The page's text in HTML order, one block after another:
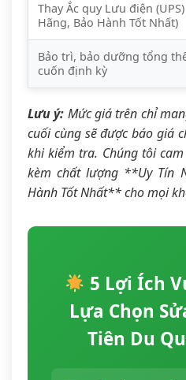
Thay Ắc quy Lưu điện
Hãng, Bảo Hành Tốt Nhất)
Bảo trì, bảo dưỡng tổng
cuốn định kỳ
Lưu ý: Mức giá trên chỉ
cuối cùng sẽ được báo giá
khi kiểm tra. Chúng tôi
kèm chất lượng **Uy Tín
Hành Tốt Nhất** cho mọi
5 Lợi Ích
Lựa Chọn
Tiên Du